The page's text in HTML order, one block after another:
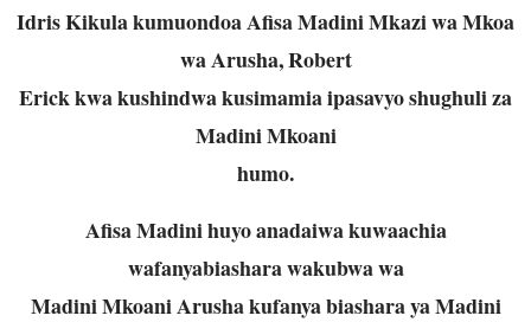
Idris Kikula kumuondoa Afisa Madini Mkazi wa Mkoa
wa Arusha, Robert
Erick kwa kushindwa kusimamia ipasavyo shughuli za
Madini Mkoani
humo.
Afisa Madini huyo anadaiwa kuwaachia
wafanyabiashara wakubwa wa
Madini Mkoani Arusha kufanya biashara ya Madini